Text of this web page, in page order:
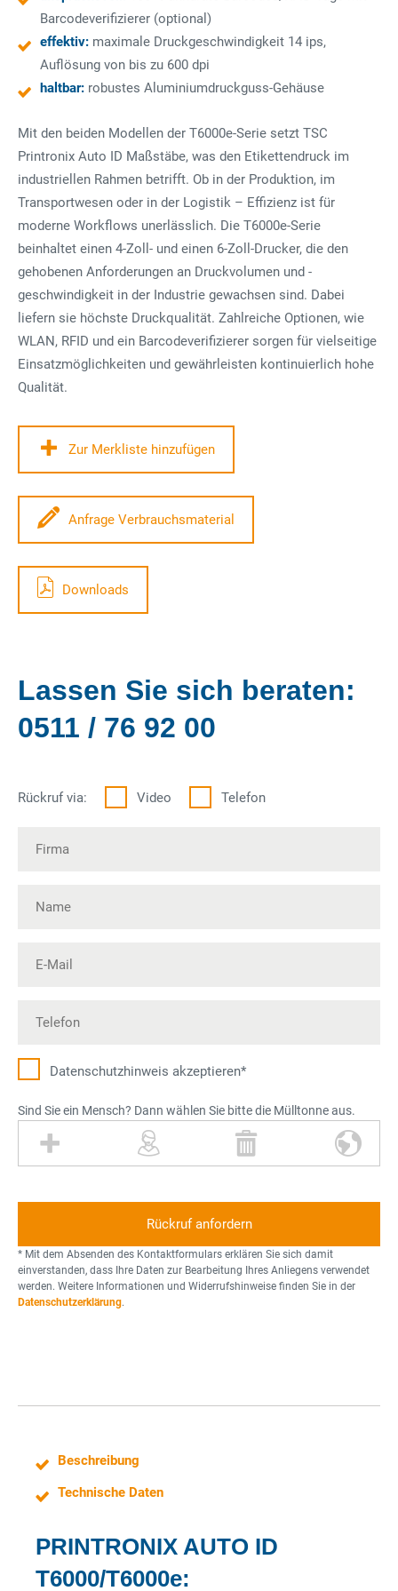
Barcodeverifizierer (optional)
effektiv: maximale Druckgeschwindigkeit 14 ips,
Auflösung von bis zu 600 dpi
haltbar: robustes Aluminiumdruckguss-Gehäuse
Mit den beiden Modellen der T6000e-Serie setzt TSC
Printronix Auto ID Maßstäbe, was den Etikettendruck im
industriellen Rahmen betrifft. Ob in der Produktion, im
Transportwesen oder in der Logistik – Effizienz ist für
moderne Workflows unerlässlich. Die T6000e-Serie
beinhaltet einen 4-Zoll- und einen 6-Zoll-Drucker, die den
gehobenen Anforderungen an Druckvolumen und -
geschwindigkeit in der Industrie gewachsen sind. Dabei
liefern sie höchste Druckqualität. Zahlreiche Optionen, wie
WLAN, RFID und ein Barcodeverifizierer sorgen für vielseitige
Einsatzmöglichkeiten und gewährleisten kontinuierlich hohe
Qualität.
Zur Merkliste hinzufügen
Anfrage Verbrauchsmaterial
Downloads
Lassen Sie sich beraten:
0511 / 76 92 00
Rückruf via: Video Telefon
Datenschutz­hinweis akzeptieren*
Sind Sie ein Mensch? Dann wählen Sie bitte die Mülltonne aus.
l
s
e
s
o
n
ü
l
o
n
W
e
t
u
g
* Mit dem Absenden des Kontaktformulars erklären Sie sich damit
einverstanden, dass Ihre Daten zur Bearbeitung Ihres Anliegens verwendet
werden. Weitere Informationen und Widerrufshinweise finden Sie in der
Datenschutzerklärung.
Beschreibung
Technische Daten
PRINTRONIX AUTO ID
T6000/T6000e: